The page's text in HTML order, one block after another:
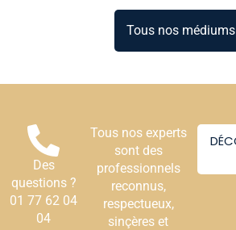
Tous nos médiums
Des
questions ?
01 77 62 04
04
Tous nos experts
sont des
professionnels
reconnus,
respectueux,
sinçères et